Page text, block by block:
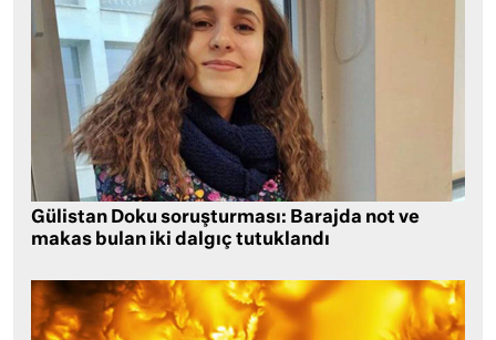
Gülistan Doku soruşturması: Barajda not ve
makas bulan iki dalgıç tutuklandı